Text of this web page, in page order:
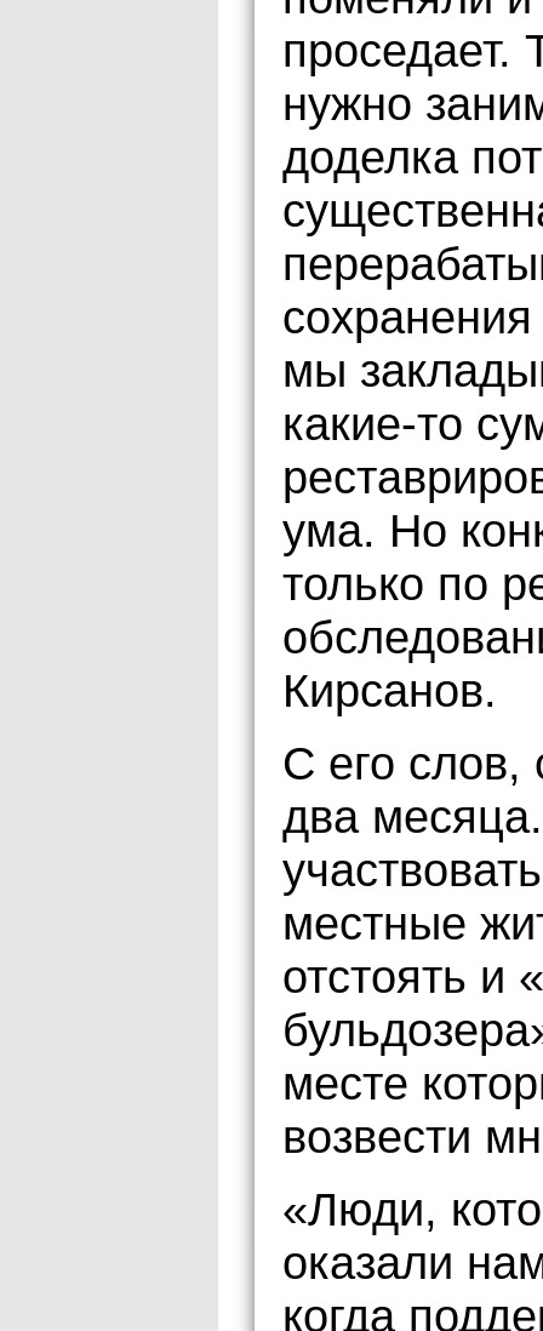
проседает.
нужно
доделка
мы
какие-то
ума. Но
только по
Кирсанов.
С его слов,
два
местные
отстоять и
месте
возвести
«Люди,
оказали
когда